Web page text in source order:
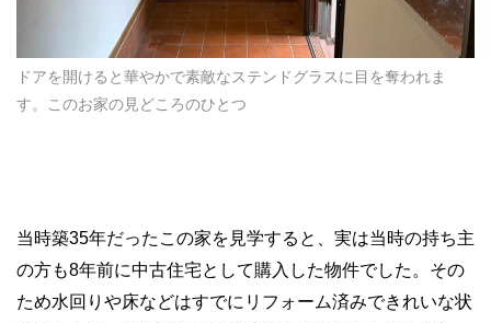
ドアを開けると華やかで素敵なステンドグラスに目を奪われま
す。このお家の見どころのひとつ
当時築35年だったこの家を見学すると、実は当時の持ち主
の方も8年前に中古住宅として購入した物件でした。その
ため水回りや床などはすでにリフォーム済みできれいな状